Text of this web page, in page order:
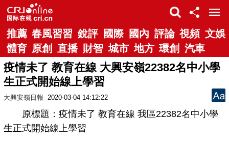
推薦 春風習習 銳評 國際 國內 評論 視頻 文娛
體育 原創 直播 財智 城市 地方 環創 汽車
疫情未了 教育在線 大興安嶺22382名中小學
生正式開始線上學習
大興安嶺日報 2020-03-04 14:12:22
原標題：疫情未了 教育在線 我區22382名中小學
生正式開始線上學習